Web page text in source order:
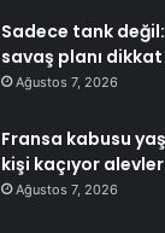
Sadece tank değil:
savaş planı
Ağustos 7, 2026
Fransa kabusu
kişi kaçıyor
Ağustos 7, 2026